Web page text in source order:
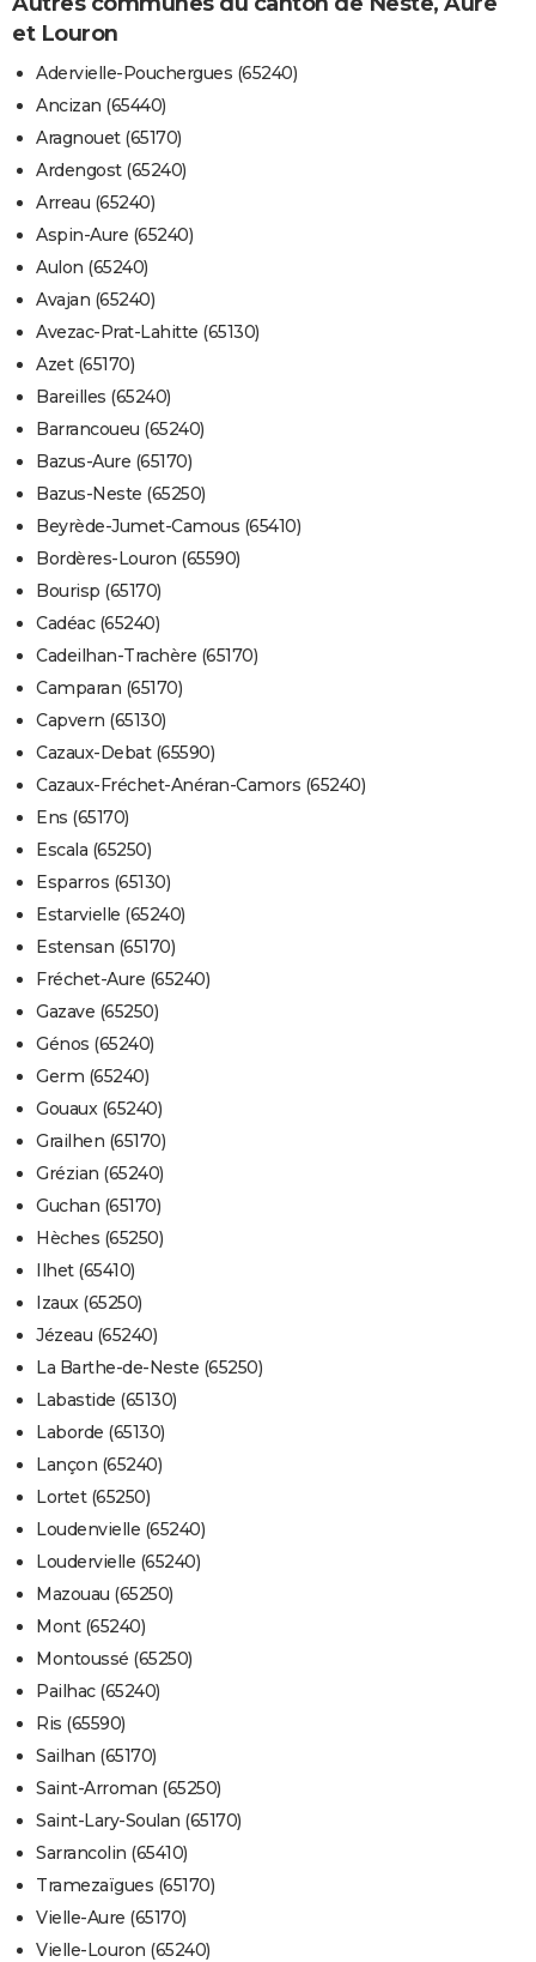
et Louron
Adervielle-Pouchergues (65240)
Ancizan (65440)
Aragnouet (65170)
Ardengost (65240)
Arreau (65240)
Aspin-Aure (65240)
Aulon (65240)
Avajan (65240)
Avezac-Prat-Lahitte (65130)
Azet (65170)
Bareilles (65240)
Barrancoueu (65240)
Bazus-Aure (65170)
Bazus-Neste (65250)
Beyrède-Jumet-Camous (65410)
Bordères-Louron (65590)
Bourisp (65170)
Cadéac (65240)
Cadeilhan-Trachère (65170)
Camparan (65170)
Capvern (65130)
Cazaux-Debat (65590)
Cazaux-Fréchet-Anéran-Camors (65240)
Ens (65170)
Escala (65250)
Esparros (65130)
Estarvielle (65240)
Estensan (65170)
Fréchet-Aure (65240)
Gazave (65250)
Génos (65240)
Germ (65240)
Gouaux (65240)
Grailhen (65170)
Grézian (65240)
Guchan (65170)
Hèches (65250)
Ilhet (65410)
Izaux (65250)
Jézeau (65240)
La Barthe-de-Neste (65250)
Labastide (65130)
Laborde (65130)
Lançon (65240)
Lortet (65250)
Loudenvielle (65240)
Loudervielle (65240)
Mazouau (65250)
Mont (65240)
Montoussé (65250)
Pailhac (65240)
Ris (65590)
Sailhan (65170)
Saint-Arroman (65250)
Saint-Lary-Soulan (65170)
Sarrancolin (65410)
Tramezaïgues (65170)
Vielle-Aure (65170)
Vielle-Louron (65240)